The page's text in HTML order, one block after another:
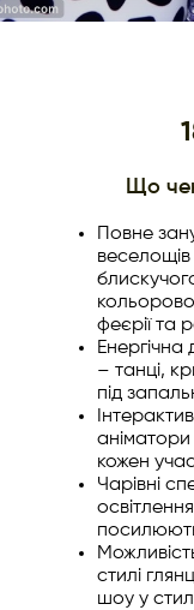
Що
Повне
веселощів
феєрії та
– танці,
під
кожен
Чарівні
стилі
шоу у